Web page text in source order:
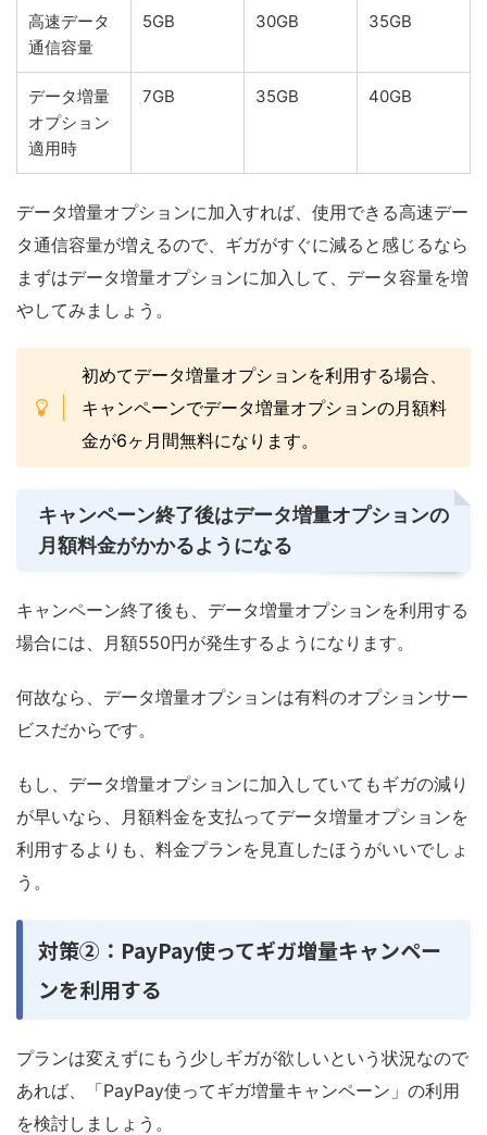
高速データ
通信容量
5GB 30GB 35GB
データ増量
オプション
適用時
7GB 35GB 40GB
データ増量オプションに加入すれば、使用できる高速デー
タ通信容量が増えるので、ギガがすぐに減ると感じるなら
まずはデータ増量オプションに加入して、データ容量を増
やしてみましょう。
初めてデータ増量オプションを利用する場合、
キャンペーンでデータ増量オプションの月額料
金が6ヶ月間無料になります。
キャンペーン終了後はデータ増量オプションの
月額料金がかかるようになる
キャンペーン終了後も、データ増量オプションを利用する
場合には、月額550円が発生するようになります。
何故なら、データ増量オプションは有料のオプションサー
ビスだからです。
もし、データ増量オプションに加入していてもギガの減り
が早いなら、月額料金を支払ってデータ増量オプションを
利用するよりも、料金プランを見直したほうがいいでしょ
う。
対策②：PayPay使ってギガ増量キャンペー
ンを利用する
プランは変えずにもう少しギガが欲しいという状況なので
あれば、「PayPay使ってギガ増量キャンペーン」の利用
を検討しましょう。